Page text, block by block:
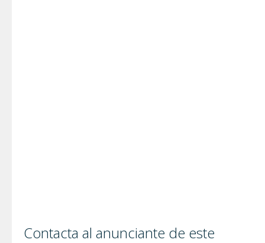
Contacta al anunciante de este